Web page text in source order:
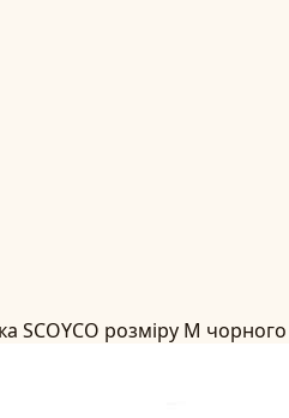
SCOYCO розміру M